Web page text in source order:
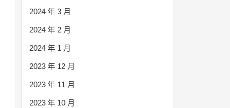
2024 年 3 月
2024 年 2 月
2024 年 1 月
2023 年 12 月
2023 年 11 月
2023 年 10 月